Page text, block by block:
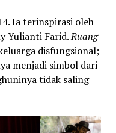
Ia terinspirasi oleh
Yulianti Farid.Ruang
disfungsional;
menjadi simbol dari
tidak saling